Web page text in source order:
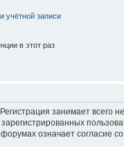
учётной записи
в этот раз
занимает всего
означает согласие